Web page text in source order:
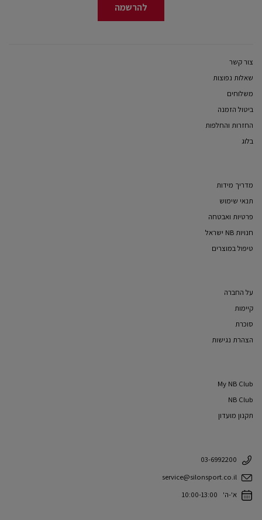
להרשמה
צור קשר
שאלות נפוצות
משלוחים
ביטול הזמנה
החזרות והחלפות
בלוג
מדריך מידות
תנאי שימוש
פרטיות ואבטחה
חנויות NB ישראל
טיפול במוצרים
על החברה
קיימות
סוכרת
הצהרת נגישות
My NB Club
NB Club
תקנון מועדון
03-6992200
service@silonsport.co.il
א'-ה' 10:00-13:00